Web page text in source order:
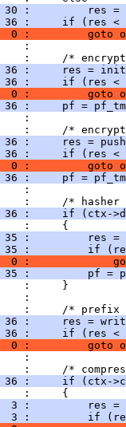
30 :         res =
36 :     if (res <
0 :         goto
:
:     /*
36 :     res =
36 :     if (res <
0 :         goto
36 :     pf =
:
:     /*
36 :     res =
36 :     if (res <
0 :         goto
36 :     pf =
:
:     /* hasher
36 :     if (ctx-
:     {
35 :         res =
35 :         if
0 :
35 :         pf =
:     }
:
:     /* prefix
36 :     res =
36 :     if (res <
0 :         goto
:
:     /*
36 :     if (ctx-
:     {
3 :         res =
3 :         if